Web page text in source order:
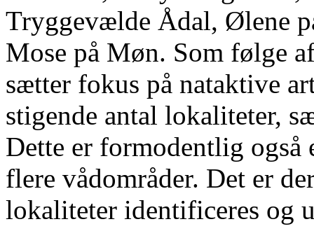
Tryggevælde Ådal, Ølene
Mose på Møn. Som følge
sætter fokus på nataktive
stigende antal lokaliteter,
Dette er formodentlig også
flere vådområder. Det er
lokaliteter identificeres og